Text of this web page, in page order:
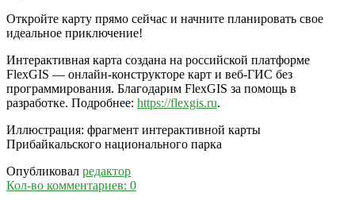
Откройте карту прямо сейчас и начните планировать свое
идеальное приключение!
Интерактивная карта создана на российской платформе
FlexGIS — онлайн-конструкторе карт и веб-ГИС без
программирования. Благодарим FlexGIS за помощь в
разработке. Подробнее: https://flexgis.ru.
Иллюстрация: фрагмент интерактивной карты
Прибайкальского национального парка
Опубликовал редактор
Кол-во комментариев: 0